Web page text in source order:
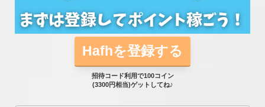
Hafhを登録する
招待コード利用で100コイン
(3300円相当)ゲットしてね♪